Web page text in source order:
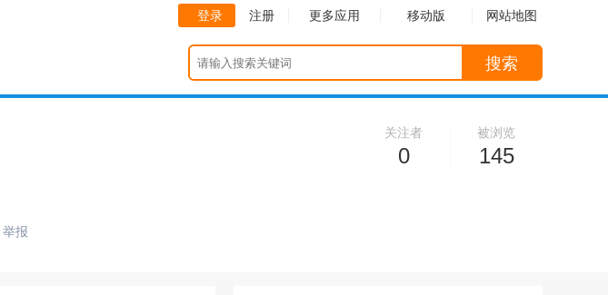
登录 注册 更多应用 移动版 网站地图
搜索
举报
被浏览
145
关注者
0